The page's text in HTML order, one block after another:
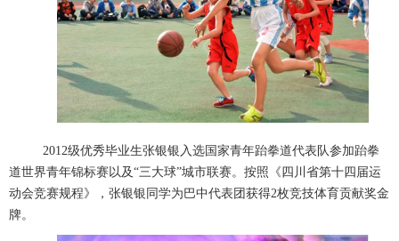
2012级优秀毕业生张银银入选国家青年跆拳道代表队参加跆拳
道世界青年锦标赛以及“三大球”城市联赛。按照《四川省第十四届运
动会竞赛规程》，张银银同学为巴中代表团获得2枚竞技体育贡献奖金
牌。